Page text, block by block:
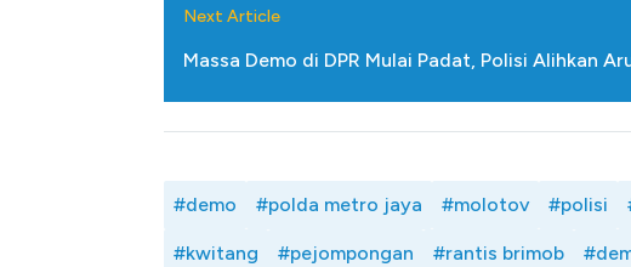
Next Article
Massa Demo di DPR Mulai Padat, Polisi Alihkan
#demo #polda metro jaya #molotov #polisi
#kwitang #pejompongan #rantis brimob